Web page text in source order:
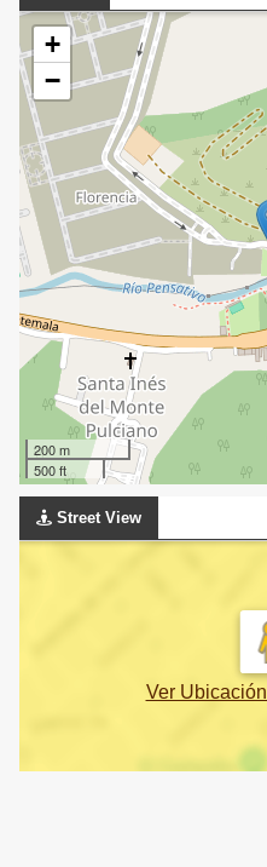
+
−
200 m
500 ft
Street View
Ver Ubicación